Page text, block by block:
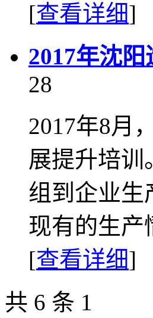
[查看详细]
2017年沈
28
2017年8月
展提升培训
组到企业生
现有的生产
[查看详细]
共 6 条 1